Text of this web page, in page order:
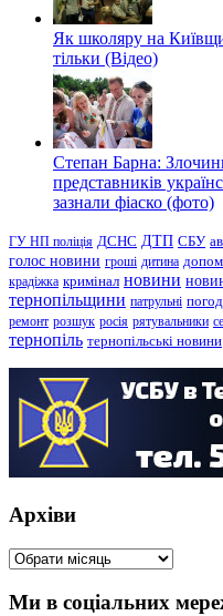
Як школяру на
тільки (Відео)
Степан Барна:
представників
зазнали фіаско (фото)
ГУ НП поліція ДСНС ДТП СБУ
голос новини гроші дитина
крадіжка кримінал новини
тернопільщини патрульні
ремонт розшук росія рятувальники
тернопіль тернопільські новини
Архіви
Архіви
Ми в соціальних